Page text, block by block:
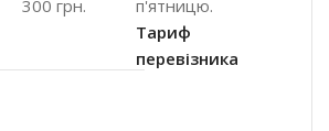
300 грн.
п'ятницю.
Тариф
перевізника